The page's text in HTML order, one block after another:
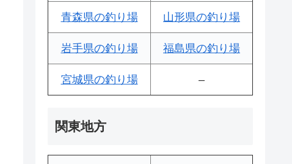
青森県の釣り場 山形県の釣り場
岩手県の釣り場 福島県の釣り場
宮城県の釣り場 –
関東地方